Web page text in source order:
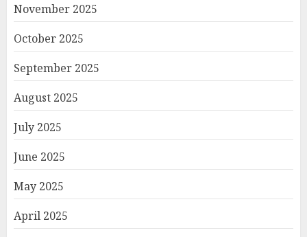
November 2025
October 2025
September 2025
August 2025
July 2025
June 2025
May 2025
April 2025